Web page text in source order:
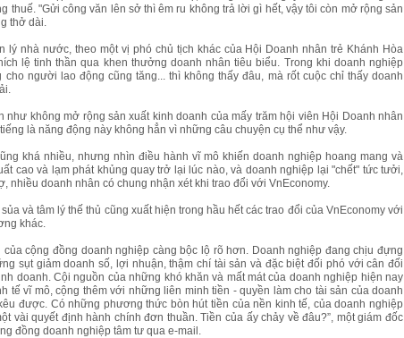
thuế. "Gửi công văn lên sở thì êm ru không trả lời gì hết, vậy tôi còn mở rộng sản
thở dài.
lý nhà nước, theo một vị phó chủ tịch khác của Hội Doanh nhân trẻ Khánh Hòa
lệ tinh thần qua khen thưởng doanh nhân tiêu biểu. Trong khi doanh nghiệp
người lao động cũng tăng... thì không thấy đâu, mà rốt cuộc chỉ thấy doanh
như không mở rộng sản xuất kinh doanh của mấy trăm hội viên Hội Doanh nhân
là năng động này không hẳn vì những câu chuyện cụ thể như vậy.
khá nhiều, nhưng nhìn điều hành vĩ mô khiến doanh nghiệp hoang mang và
cao và lạm phát khủng quay trở lại lúc nào, và doanh nghiệp lại "chết" tức tưởi,
nhiều doanh nhân có chung nhận xét khi trao đổi với VnEconomy.
và tâm lý thế thủ cũng xuất hiện trong hầu hết các trao đổi của VnEconomy với
khác.
của cộng đồng doanh nghiệp càng bộc lộ rõ hơn. Doanh nghiệp đang chịu đựng
sụt giảm doanh số, lợi nhuận, thậm chí tài sản và đặc biệt đối phó với cân đối
doanh. Cội nguồn của những khó khăn và mất mát của doanh nghiệp hiện nay
tế vĩ mô, cộng thêm với những liên minh tiền - quyền làm cho tài sản của doanh
được. Có những phương thức bòn hút tiền của nền kinh tế, của doanh nghiệp
vài quyết định hành chính đơn thuần. Tiền của ấy chảy về đâu?”, một giám đốc
đồng doanh nghiệp tâm tư qua e-mail.